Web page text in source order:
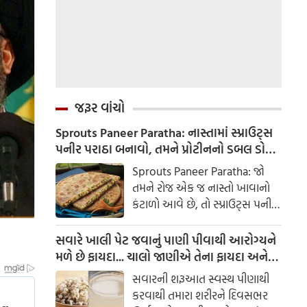
જરૂર વાંચો
Sprouts Paneer Paratha: નાસ્તામાં સ્પ્રાઉટ્સ
પનીર પરાઠા બનાવો, તમને પ્રોટીનનો ડબલ ડોઝ
મળશે
Sprouts Paneer Paratha: જો
તમને રોજ એક જ નાસ્તો ખાવાનો
કંટાળો આવે છે, તો સ્પ્રાઉટ્સ પનીર
પરાઠા બનાવવાનો પ્રયાસ કરો. તે
માત્ર સ્વાદિષ્ટ જ નથી પણ તમારા
સ્વાસ્થ્ય માટે અતિ ફાયદાકારક પણ
સવારે ખાલી પેટ જવાનું પાણી પીવાથી આરોગ્યને
મળે છે ફાયદા... ચાલો જાણીએ તેના ફાયદા અને
ઉપયોગ કરવાની યોગ્ય રીતસવારની શરૂઆત સ્વસ્થ પીણાથી
કરવાથી તમારા શરીરને દિવસભર